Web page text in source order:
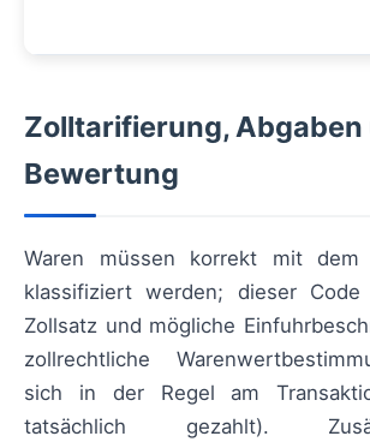
Zolltarifierung, Abgaben
Bewertung
Waren müssen korrekt mit dem
klassifiziert werden; dieser
Zollsatz und mögliche
zollrechtliche
sich in der Regel am
tatsächlich gezahlt).